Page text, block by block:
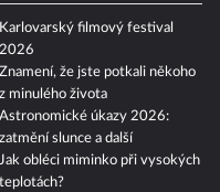
Karlovarský filmový festival
2026
Znamení, že jste potkali někoho
z minulého života
Astronomické úkazy 2026:
zatmění slunce a další
Jak obléci miminko při vysokých
teplotách?